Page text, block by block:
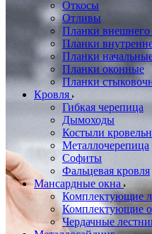
Откосы
Отливы
Планки внешнего
Планки
Планки
Планки оконные
Планки
Кровля
Гибкая черепица
Дымоходы
Костыли
Металлочерепица
Софиты
Фальцевая кровля
Мансардные окна
Комплектующие
Комплектующие
Чердачные